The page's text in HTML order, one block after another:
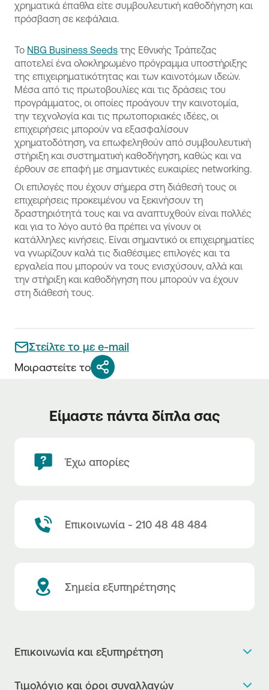
χρηματικά έπαθλα είτε συμβουλευτική καθοδήγηση και
πρόσβαση σε κεφάλαια.
Το NBG Business Seeds της Εθνικής Τράπεζας
αποτελεί ένα ολοκληρωμένο πρόγραμμα υποστήριξης
της επιχειρηματικότητας και των καινοτόμων ιδεών.
Μέσα από τις πρωτοβουλίες και τις δράσεις του
προγράμματος, οι οποίες προάγουν την καινοτομία,
την τεχνολογία και τις πρωτοποριακές ιδέες, οι
επιχειρήσεις μπορούν να εξασφαλίσουν
χρηματοδότηση, να επωφεληθούν από συμβουλευτική
στήριξη και συστηματική καθοδήγηση, καθώς και να
έρθουν σε επαφή με σημαντικές ευκαιρίες networking.
Οι επιλογές που έχουν σήμερα στη διάθεσή τους οι
επιχειρήσεις προκειμένου να ξεκινήσουν τη
δραστηριότητά τους και να αναπτυχθούν είναι πολλές
και για το λόγο αυτό θα πρέπει να γίνουν οι
κατάλληλες κινήσεις. Είναι σημαντικό οι επιχειρηματίες
να γνωρίζουν καλά τις διαθέσιμες επιλογές και τα
εργαλεία που μπορούν να τους ενισχύσουν, αλλά και
την στήριξη και καθοδήγηση που μπορούν να έχουν
στη διάθεσή τους.
Στείλτε το με e-mail
Μοιραστείτε το
Είμαστε πάντα δίπλα σας
Έχω απορίες
Επικοινωνία - 210 48 48 484
Σημεία εξυπηρέτησης
Επικοινωνία και εξυπηρέτηση
Τιμολόγιο και όροι συναλλαγών